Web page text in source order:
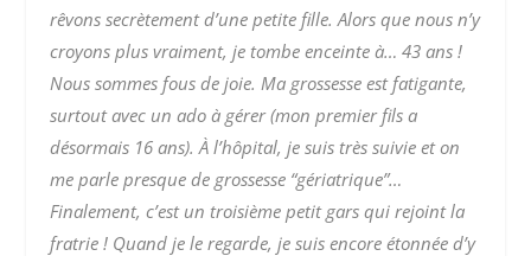
rêvons secrètement d’une petite fille. Alors que nous n’y
croyons plus vraiment, je tombe enceinte à… 43 ans !
Nous sommes fous de joie. Ma grossesse est fatigante,
surtout avec un ado à gérer (mon premier fils a
désormais 16 ans). À l’hôpital, je suis très suivie et on
me parle presque de grossesse “gériatrique”…
Finalement, c’est un troisième petit gars qui rejoint la
fratrie ! Quand je le regarde, je suis encore étonnée d’y